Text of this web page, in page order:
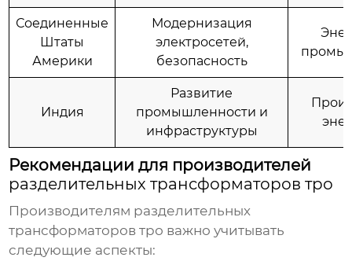
Соединенные
Штаты
Америки
Модернизация
электросетей,
безопасность
Индия
Развитие
промышленности и
инфраструктуры
Рекомендации для производителей
разделительных трансформаторов тро
Производителям разделительных
трансформаторов тро важно учитывать
следующие аспекты: